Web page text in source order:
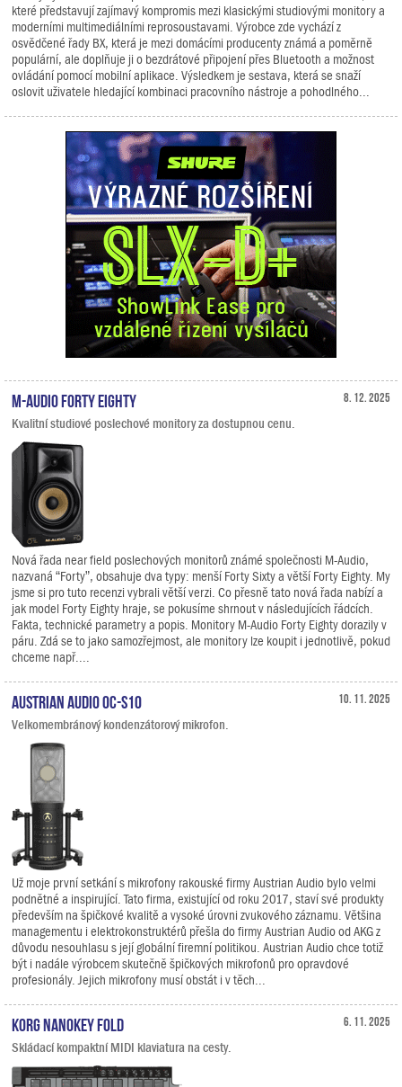
které představují zajímavý kompromis mezi klasickými studiovými monitory a
moderními multimediálními reprosoustavami. Výrobce zde vychází z
osvědčené řady BX, která je mezi domácími producenty známá a poměrně
populární, ale doplňuje ji o bezdrátové připojení přes Bluetooth a možnost
ovládání pomocí mobilní aplikace. Výsledkem je sestava, která se snaží
oslovit uživatele hledající kombinaci pracovního nástroje a pohodlného...
8. 12. 2025
M-Audio Forty Eighty
Kvalitní studiové poslechové monitory za dostupnou cenu.
Nová řada near field poslechových monitorů známé společnosti M-Audio,
nazvaná “Forty”, obsahuje dva typy: menší Forty Sixty a větší Forty Eighty. My
jsme si pro tuto recenzi vybrali větší verzi. Co přesně tato nová řada nabízí a
jak model Forty Eighty hraje, se pokusíme shrnout v následujících řádcích.
Fakta, technické parametry a popis. Monitory M-Audio Forty Eighty dorazily v
páru. Zdá se to jako samozřejmost, ale monitory lze koupit i jednotlivě, pokud
chceme např....
10. 11. 2025
Austrian Audio OC-S10
Velkomembránový kondenzátorový mikrofon.
Už moje první setkání s mikrofony rakouské firmy Austrian Audio bylo velmi
podnětné a inspirující. Tato firma, existující od roku 2017, staví své produkty
především na špičkové kvalitě a vysoké úrovni zvukového záznamu. Většina
managementu i elektrokonstruktérů přešla do firmy Austrian Audio od AKG z
důvodu nesouhlasu s její globální firemní politikou. Austrian Audio chce totiž
být i nadále výrobcem skutečně špičkových mikrofonů pro opravdové
profesionály. Jejich mikrofony musí obstát i v těch...
6. 11. 2025
KORG nanoKEY Fold
Skládací kompaktní MIDI klaviatura na cesty.